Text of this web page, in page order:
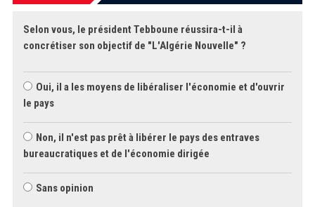
Selon vous, le président Tebboune réussira-t-il à
concrétiser son objectif de "L'Algérie Nouvelle" ?
Oui, il a les moyens de libéraliser l'économie et d'ouvrir
le pays
Non, il n'est pas prêt à libérer le pays des entraves
bureaucratiques et de l'économie dirigée
Sans opinion